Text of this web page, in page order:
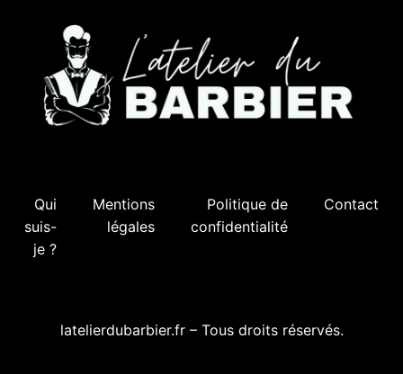
Qui
suis-
je ?
Mentions
légales
Politique de
confidentialité
Contact
latelierdubarbier.fr – Tous droits réservés.